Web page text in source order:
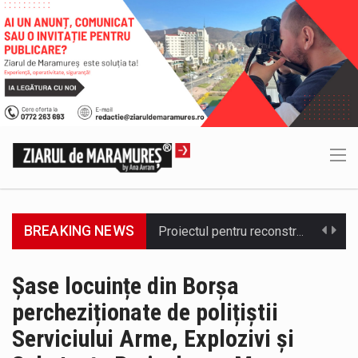
BREAKING NEWS COD GALBEN. Interval de valabilitate: 07 august, ora 12.00 – 07 august, ora 23.00 / Fenomene vizate: instabilitate atmosferică, intensificări…
Șase locuințe din Borșa
percheziționate de polițiștii
Serviciului Arme, Explozivi și